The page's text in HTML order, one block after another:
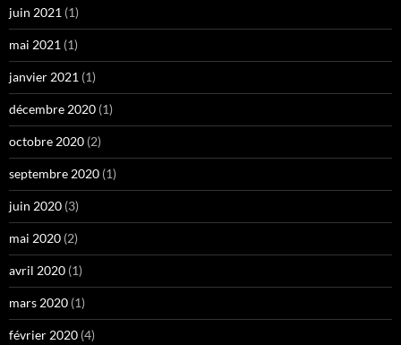
juin 2021 (1)
mai 2021 (1)
janvier 2021 (1)
décembre 2020 (1)
octobre 2020 (2)
septembre 2020 (1)
juin 2020 (3)
mai 2020 (2)
avril 2020 (1)
mars 2020 (1)
février 2020 (4)